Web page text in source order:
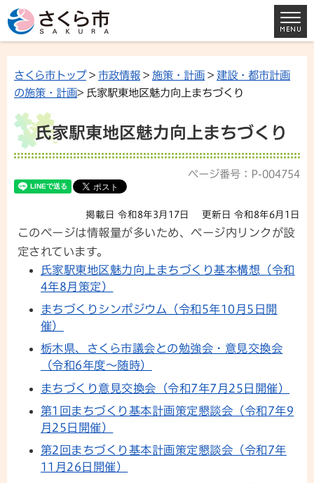
さくら市トップ> 市政情報 > 施策・計画 > 建設・都市計画
の施策・計画> 氏家駅東地区魅力向上まちづくり
氏家駅東地区魅力向上まちづくり
ページ番号：P-004754
掲載日 令和8年3月17日 更新日 令和8年6月1日
このページは情報量が多いため、ページ内リンクが設
定されています。
氏家駅東地区魅力向上まちづくり基本構想（令和
4年8月策定）
まちづくりシンポジウム（令和5年10月5日開
催）
栃木県、さくら市議会との勉強会・意見交換会
（令和6年度～随時）
まちづくり意見交換会（令和7年7月25日開催）
第1回まちづくり基本計画策定懇談会（令和7年9
月25日開催）
第2回まちづくり基本計画策定懇談会（令和7年
11月26日開催）